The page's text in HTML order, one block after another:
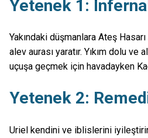
Yetenek 1:
Yakındaki düşmanlara Ateş
alev aurası yaratır. Yıkım dolu
uçuşa geçmek için havadayken
Yetenek 2:
Uriel kendini ve iblislerini